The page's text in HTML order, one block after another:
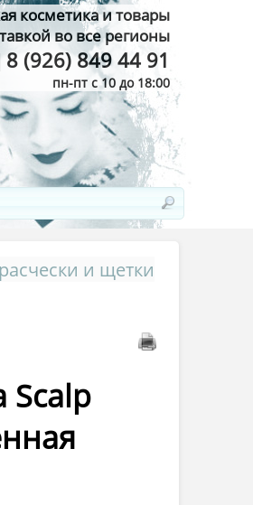
косметика и товары
во все регионы
8 (926) 849 44 91
пн-пт с 10 до 18:00
и щетки
Scalp